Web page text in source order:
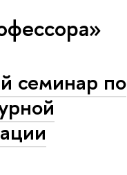
семинар по